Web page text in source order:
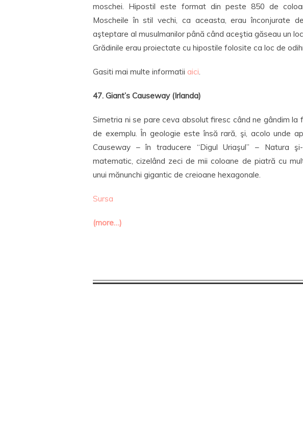
moschei. Hipostil este format din peste 850 de
Moscheile în stil vechi, ca aceasta, erau înconjurate
aşteptare al musulmanilor până când aceştia găseau un
Grădinile erau proiectate cu hipostile folosite ca loc de
Gasiti mai multe informatii aici.
47. Giant’s Causeway (Irlanda)
Simetria ni se pare ceva absolut firesc când ne gândim la
de exemplu. În geologie este însă rară, şi, acolo unde
Causeway – în traducere “Digul Uriaşul” – Natura
matematic, cizelând zeci de mii coloane de piatră cu
unui mănunchi gigantic de creioane hexagonale.
Sursa
(more…)